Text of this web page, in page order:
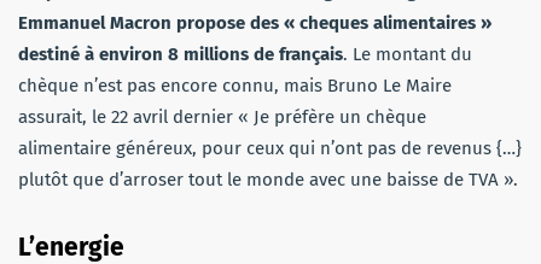
Emmanuel Macron propose des « cheques alimentaires »
destiné à environ 8 millions de français. Le montant du
chèque n’est pas encore connu, mais Bruno Le Maire
assurait, le 22 avril dernier « Je préfère un chèque
alimentaire généreux, pour ceux qui n’ont pas de revenus {…}
plutôt que d’arroser tout le monde avec une baisse de TVA ».
L’energie